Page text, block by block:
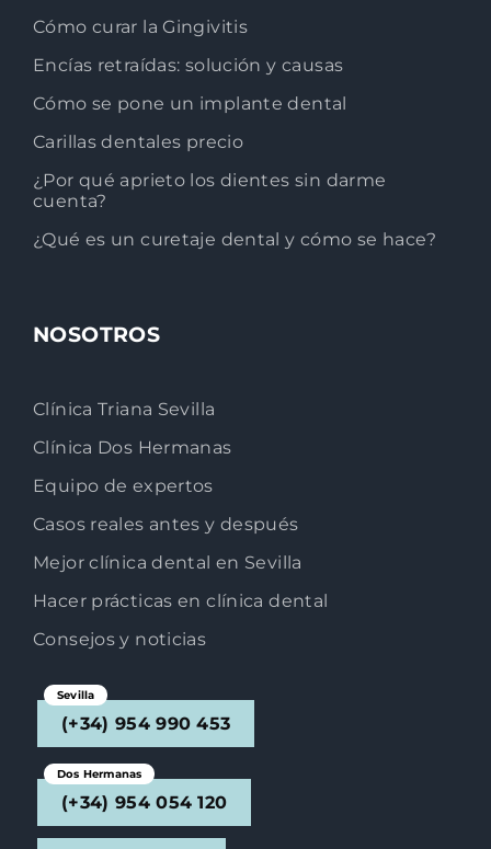
Cómo curar la Gingivitis
Encías retraídas: solución y causas
Cómo se pone un implante dental
Carillas dentales precio
¿Por qué aprieto los dientes sin darme
cuenta?
¿Qué es un curetaje dental y cómo se hace?
NOSOTROS
Clínica Triana Sevilla
Clínica Dos Hermanas
Equipo de expertos
Casos reales antes y después
Mejor clínica dental en Sevilla
Hacer prácticas en clínica dental
Consejos y noticias
Sevilla
(+34) 954 990 453
Dos Hermanas
(+34) 954 054 120